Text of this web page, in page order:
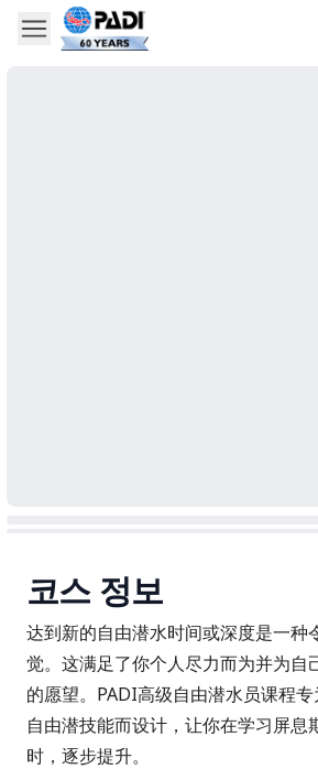
코스 정보
达到新的自由潜水时间或深度是一种
觉。这满足了你个人尽力而为并为自
的愿望。PADI高级自由潜水员课程
自由潜技能而设计，让你在学习屏息
时，逐步提升。